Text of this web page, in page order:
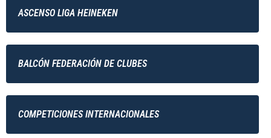
ASCENSO LIGA HEINEKEN
BALCÓN FEDERACIÓN DE CLUBES
COMPETICIONES INTERNACIONALES